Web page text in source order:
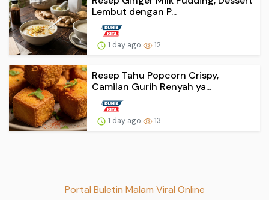
Lembut dengan P...
1 day ago 12
Resep Tahu Popcorn Crispy,
Camilan Gurih Renyah ya...
1 day ago 13
Portal Buletin Malam Viral Online